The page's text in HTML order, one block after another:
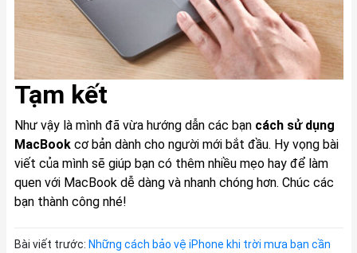
Tạm kết
Như vậy là mình đã vừa hướng dẫn các bạn cách sử dụng
MacBookcơ bản dành cho người mới bắt đầu. Hy vọng bài
viết của mình sẽ giúp bạn có thêm nhiều mẹo hay để làm
quen với MacBook dễ dàng và nhanh chóng hơn. Chúc các
bạn thành công nhé!
Bài viết trước: Những cách bảo vệ iPhone khi trời mưa bạn cần